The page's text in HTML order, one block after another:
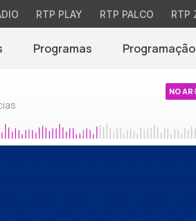
RTP PLAY RTP PALCO RTP
Programas Programação
NO AR